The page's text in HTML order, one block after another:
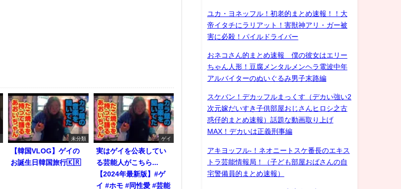
未分類
【韓国VLOG】ゲイの
お誕生日韓国旅行🇰🇷
ゲイ
実はゲイを公表してい
る芸能人がこちら...
【2024年最新版】#ゲ
イ #ホモ #同性愛 #芸能
ユカ・ヨネッフル！初老的まとめ速報！！大
帝イタチにラリアット！害獣神アリ・ガー被
害に必殺！パイルドライバー
おネコさん的まとめ速報 僕の彼女はエリー
ちゃん人形！豆腐メンタルメンヘラ電波中年
アルバイターのぬいぐるみ男子末路編
スケバン！デカッフルまっくす（デカい強い2
次元嫁だいすき子供部屋おじさんヒロシ之古
惑仔的まとめ速報）話題な動画取り上げ
MAX！デカいは正義刑事編
アキヨッフル-！ネオニートスケ番長のエキス
トラ芸能情報局！（子ども部屋おばさんの自
宅警備員的まとめ速報）